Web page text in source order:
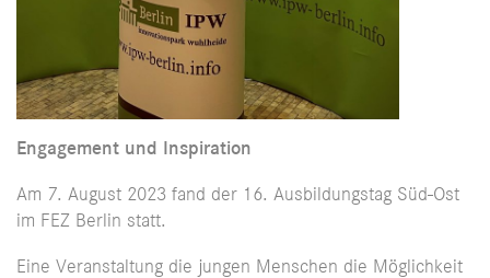
Engagement und Inspiration
Am 7. August 2023 fand der 16. Ausbildungstag Süd-Ost
im FEZ Berlin statt.
Eine Veranstaltung die jungen Menschen die Möglichkeit